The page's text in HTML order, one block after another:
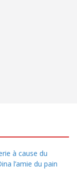
à cause du